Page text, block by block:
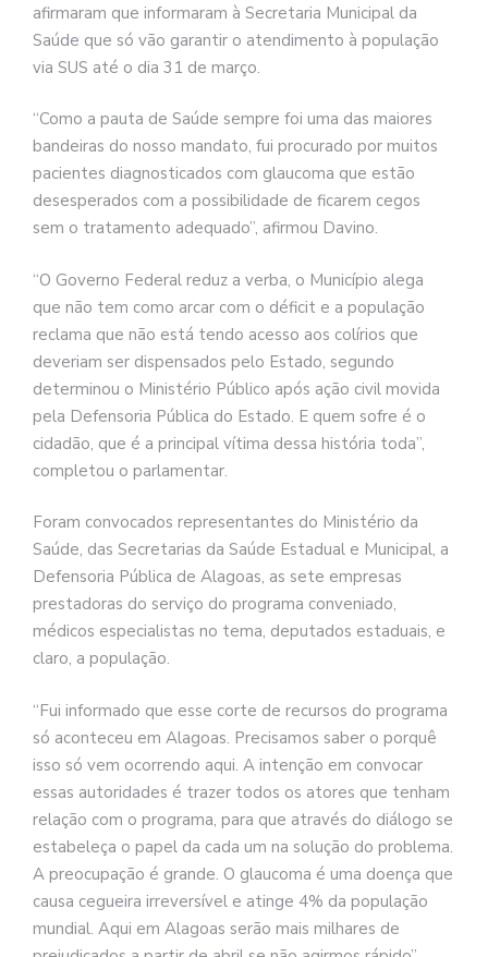
afirmaram que informaram à Secretaria Municipal da
Saúde que só vão garantir o atendimento à população
via SUS até o dia 31 de março.
“Como a pauta de Saúde sempre foi uma das maiores
bandeiras do nosso mandato, fui procurado por muitos
pacientes diagnosticados com glaucoma que estão
desesperados com a possibilidade de ficarem cegos
sem o tratamento adequado”, afirmou Davino.
“O Governo Federal reduz a verba, o Município alega
que não tem como arcar com o déficit e a população
reclama que não está tendo acesso aos colírios que
deveriam ser dispensados pelo Estado, segundo
determinou o Ministério Público após ação civil movida
pela Defensoria Pública do Estado. E quem sofre é o
cidadão, que é a principal vítima dessa história toda”,
completou o parlamentar.
Foram convocados representantes do Ministério da
Saúde, das Secretarias da Saúde Estadual e Municipal, a
Defensoria Pública de Alagoas, as sete empresas
prestadoras do serviço do programa conveniado,
médicos especialistas no tema, deputados estaduais, e
claro, a população.
“Fui informado que esse corte de recursos do programa
só aconteceu em Alagoas. Precisamos saber o porquê
isso só vem ocorrendo aqui. A intenção em convocar
essas autoridades é trazer todos os atores que tenham
relação com o programa, para que através do diálogo se
estabeleça o papel da cada um na solução do problema.
A preocupação é grande. O glaucoma é uma doença que
causa cegueira irreversível e atinge 4% da população
mundial. Aqui em Alagoas serão mais milhares de